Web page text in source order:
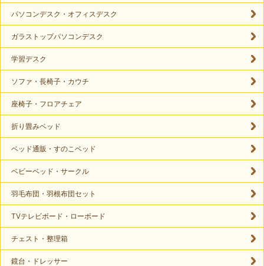
パソコンデスク・オフィスデスク
ガラストップパソコンデスク
学習デスク
ソファ・長椅子・カウチ
座椅子・フロアチェア
折り畳みベッド
ベッド通販・すのこベッド
ベビーベッド・サークル
羽毛布団・羽根布団セット
TVテレビボード・ローボード
チェスト・整理箱
鏡台・ドレッサー